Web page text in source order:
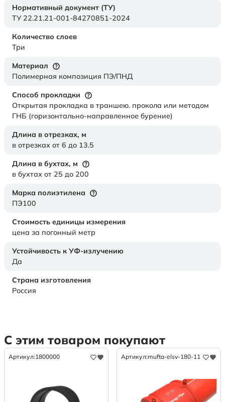
Нормативный документ (ТУ)
ТУ 22.21.21-001-84270851-2024
Количество слоев
Три
Материал
Полимерная композиция ПЭ/ПНД
Способ прокладки
Открытая прокладка в траншею. прокола или методом
ГНБ (горизонтально-направленное бурение)
Длина в отрезках, м
в отрезках от 6 до 13.5
Длина в бухтах, м
в бухтах от 25 до 200
Марка полиэтилена
ПЭ100
Стоимость единицы измерения
цена за погонный метр
Устойчивость к УФ-излучению
Да
Страна изготовления
Россия
С этим товаром покупают
Артикул:1800000 Артикул:mufta-elsv-180-11